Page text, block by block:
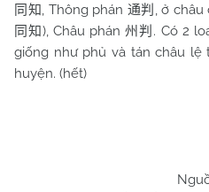
同知, Thông phán 通判 , ở châu
同知), Châu phán州判 . Có 2
giống như phủ và tán châu lệ
huyện. (hết)
Huỳnh
Quy Nhơn